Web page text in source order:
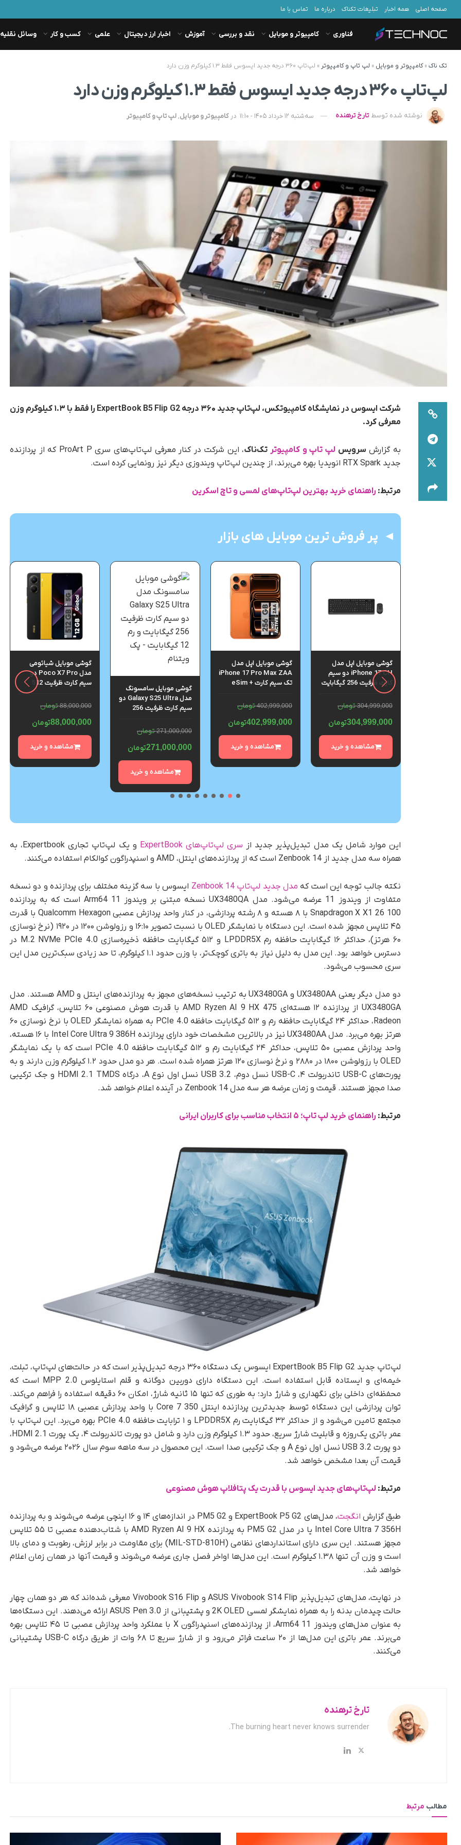
صفحه اصلی همه اخبار تبلیغات تکناک درباره ما تماس با ما
فناوری کامپیوتر و موبایل نقد و بررسی آموزش اخبار ارز دیجیتال علمی کسب و کار وسائل نقلیه
تک ناک»کامپیوتر و موبایل » لپ تاپ و کامپیوتر » لپ‌تاپ ۳۶۰ درجه جدید ایسوس فقط ۱.۳ کیلوگرم وزن دارد
لپ‌تاپ ۳۶۰ درجه جدید ایسوس فقط ۱.۳ کیلوگرم وزن دارد
نوشته شده توسط تارخ ترهنده سه‌شنبه 12 خرداد 1405 - 11:10 در کامپیوتر و موبایل,لپ تاپ و کامپیوتر
شرکت ایسوس در نمایشگاه کامپیوتکس، لپ‌تاپ جدید ۳۶۰ درجه ExpertBook B5 Flip G2 را فقط با ۱.۳ کیلوگرم وزن
معرفی کرد.
به گزارش سرویس لپ تاپ و کامپیوتر تک‌ناک
، این شرکت در کنار معرفی لپ‌تاپ‌های سری ProArt P که از پردازنده
جدید RTX Spark انویدیا بهره می‌برند، از چندین لپ‌تاپ ویندوزی دیگر نیز رونمایی کرده است.
مرتبط: راهنمای خرید بهترین لپ‌تاپ‌های لمسی و تاچ اسکرین
پر فروش ترین موبایل های بازار
گوشی موبایل اپل مدل
iPhone 17 CH دو سیم
کارت ظرفیت 256 گیگابایت
و رم 8 گیگابایت – نات
اکتیو
304,999,000 تومان
304,999,000تومان
مشاهده و خرید
گوشی موبایل اپل مدل
iPhone 17 Pro Max ZAA
تک سیم کارت + eSim
12 گیگابایت – نات اکتیو
402,999,000 تومان
402,999,000تومان
مشاهده و خرید
گوشی موبایل سامسونگ
مدل Galaxy S25 Ultra دو
سیم کارت ظرفیت 256
– پک ویتنام
271,000,000 تومان
271,000,000تومان
مشاهده و خرید
گوشی موبایل شیائومی
مدل Poco X7 Pro دو
سیم کارت ظرفیت 512
گیگابایت و رم 12 گیگابایت
– گلوبال
88,000,000 تومان
88,000,000تومان
مشاهده و خرید
این موارد شامل یک مدل تبدیل‌پذیر جدید از سری لپ‌تاپ‌های ExpertBook
و یک لپ‌تاپ تجاری Expertbook، به
همراه سه مدل جدید از Zenbook 14 است که از پردازنده‌های اینتل، AMD و اسنپدراگون کوالکام استفاده می‌کنند.
نکته جالب توجه این است که مدل جدید لپ‌تاپ Zenbook 14
ایسوس با سه گزینه مختلف برای پردازنده و دو نسخه
متفاوت از ویندوز 11 عرضه می‌شود. مدل UX3480QA نسخه مبتنی بر ویندوز 11 Arm64 است که به پردازنده
Snapdragon X X1 26 100 با ۸ هسته و ۸ رشته پردازشی، در کنار واحد پردازش عصبی Qualcomm Hexagon با قدرت
۴۵ تلاپس مجهز شده است. این دستگاه با نمایشگر OLED با نسبت تصویر ۱۶:۱۰ و رزولوشن ۱۲۰۰ در ۱۹۲۰ (نرخ نوسازی
۶۰ هرتز)، حداکثر ۱۶ گیگابایت حافظه رم LPDDR5X و ۵۱۲ گیگابایت حافظه ذخیره‌سازی M.2 NVMe PCIe 4.0 در
دسترس خواهد بود. این مدل به دلیل نیاز به باتری کوچک‌تر، با وزن حدود ۱.۱ کیلوگرم، تا حد زیادی سبک‌ترین مدل این
سری محسوب می‌شود.
دو مدل دیگر یعنی UX3480AA و UX3480GA به ترتیب نسخه‌های مجهز به پردازنده‌های اینتل و AMD هستند. مدل
UX3480GA از پردازنده ۱۲ هسته‌ای AMD Ryzen AI 9 HX 475 با قدرت هوش مصنوعی ۶۰ تلاپس، گرافیک AMD
Radeon، حداکثر ۲۴ گیگابایت حافظه رم و ۵۱۲ گیگابایت حافظه PCIe 4.0 به همراه نمایشگر OLED با نرخ نوسازی ۶۰
هرتز بهره می‌برد. مدل UX3480AA نیز در بالاترین مشخصات خود دارای پردازنده Intel Core Ultra 9 386H با ۱۶ هسته،
واحد پردازش عصبی ۵۰ تلاپس، حداکثر ۲۴ گیگابایت رم و ۵۱۲ گیگابایت حافظه PCIe 4.0 است که با یک نمایشگر
OLED با رزولوشن ۱۸۰۰ در ۲۸۸۰ و نرخ نوسازی ۱۲۰ هرتز همراه شده است. هر دو مدل حدود ۱.۲ کیلوگرم وزن دارند و به
پورت‌های USB-C تاندربولت ۴، USB-C نسل دوم، USB 3.2 نسل اول نوع A، درگاه HDMI 2.1 TMDS و جک ترکیبی
صدا مجهز هستند. قیمت و زمان عرضه هر سه مدل Zenbook 14 در آینده اعلام خواهد شد.
مرتبط: راهنمای خرید لپ تاپ؛ ۵ انتخاب مناسب برای کاربران ایرانی
لپ‌تاپ جدید ExpertBook B5 Flip G2 ایسوس یک دستگاه ۳۶۰ درجه تبدیل‌پذیر است که در حالت‌های لپ‌تاپ، تبلت،
خیمه‌ای و ایستاده قابل استفاده است. این دستگاه دارای دوربین دوگانه و قلم استایلوس MPP 2.0 است که
محفظه‌ای داخلی برای نگهداری و شارژ دارد؛ به طوری که تنها ۱۵ ثانیه شارژ، امکان ۶۰ دقیقه استفاده را فراهم می‌کند.
توان پردازشی این دستگاه توسط جدیدترین پردازنده اینتل Core 7 350 با واحد پردازش عصبی ۱۸ تلاپس و گرافیک
مجتمع تامین می‌شود و از حداکثر ۳۲ گیگابایت رم LPDDR5X و ۱ ترابایت حافظه PCIe 4.0 بهره می‌برد. این لپ‌تاپ با
عمر باتری یک‌روزه و قابلیت شارژ سریع، حدود ۱.۳ کیلوگرم وزن دارد و شامل دو پورت تاندربولت ۴، یک پورت HDMI 2.1،
دو پورت USB 3.2 نسل اول نوع A و جک ترکیبی صدا است. این محصول در سه ماهه سوم سال ۲۰۲۶ عرضه می‌شود و
قیمت آن بعدا مشخص خواهد شد.
مرتبط: لپ‌تاپ‌های جدید ایسوس با قدرت یک پتافلاپ هوش مصنوعی
طبق گزارش انگجت
، مدل‌های ExpertBook P5 G2 و PM5 G2 در اندازه‌های ۱۴ و ۱۶ اینچی عرضه می‌شوند و به پردازنده
Intel Core Ultra 7 356H یا در مدل PM5 G2 به پردازنده AMD Ryzen AI 9 HX با شتاب‌دهنده عصبی تا ۵۵ تلاپس
مجهز هستند. این سری دارای استانداردهای نظامی (MIL-STD-810H) برای مقاومت در برابر لرزش، رطوبت و دمای بالا
است و وزن آن تنها ۱.۳۸ کیلوگرم است. این مدل‌ها اواخر فصل جاری عرضه می‌شوند و قیمت آنها در همان زمان اعلام
خواهد شد.
در نهایت، مدل‌های تبدیل‌پذیر ASUS Vivobook S14 Flip و Vivobook S16 Flip معرفی شده‌اند که هر دو همان چهار
حالت چیدمان بدنه را به همراه نمایشگر لمسی 2K OLED و پشتیبانی از ASUS Pen 3.0 ارائه می‌دهند. این دستگاه‌ها
به عنوان مدل‌های ویندوز 11 Arm64، از پردازنده‌های اسنپدراگون X با عملکرد واحد پردازش عصبی تا ۴۵ تلاپس بهره
می‌برند. عمر باتری این مدل‌ها از ۲۰ ساعت فراتر می‌رود و از شارژ سریع تا ۶۸ وات از طریق درگاه USB-C پشتیبانی
می‌کنند.
تارخ ترهنده
The burning heart never knows surrender.
مطالب مرتبط